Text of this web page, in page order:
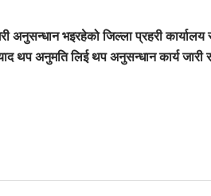
अनुसन्धान भइरहेको जिल्ला प्रहरी
थप अनुमति लिई थप अनुसन्धान कार्य जारी